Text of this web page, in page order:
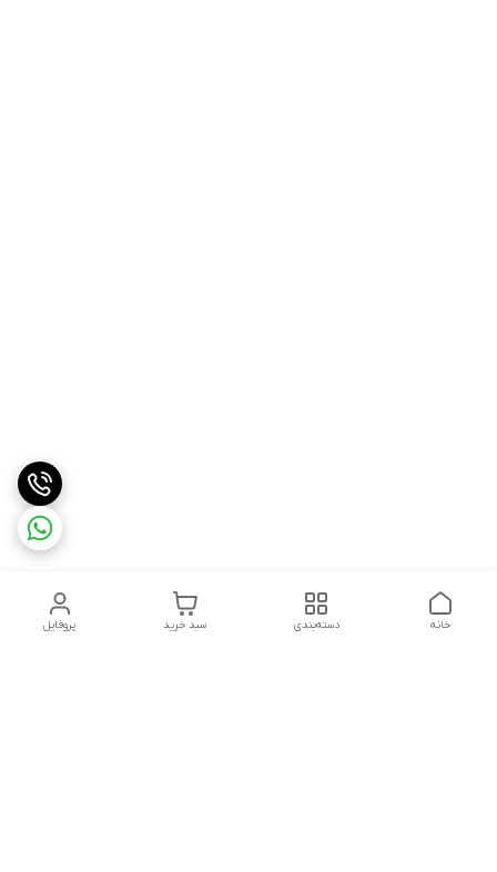
پروفایل سبد خرید دسته‌بندی خانه